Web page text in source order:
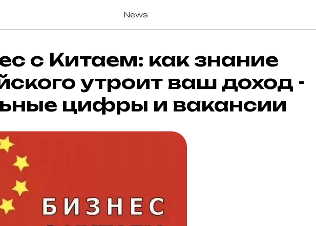
News
с Китаем: как знание
утроит ваш доход -
цифры и вакансии